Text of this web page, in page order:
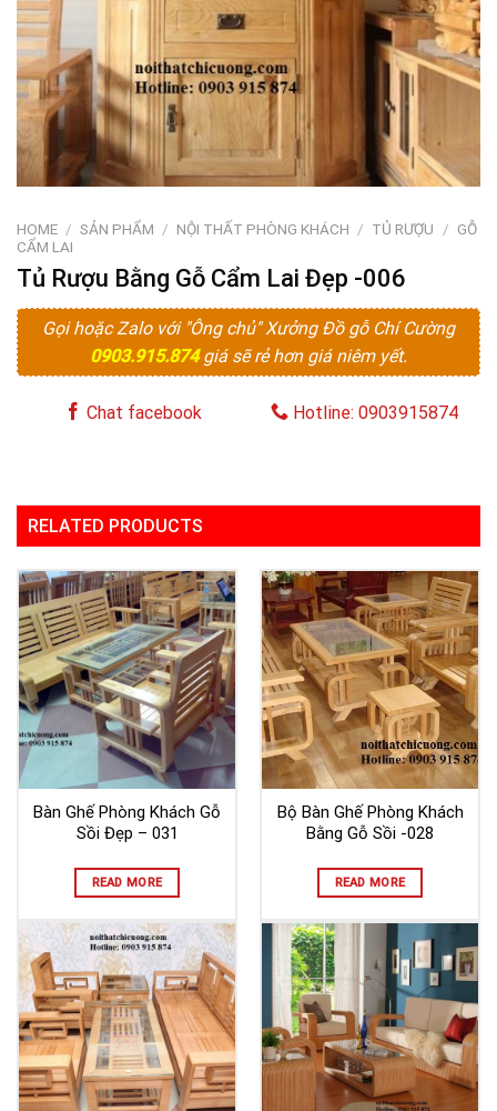
HOME / SẢN PHẨM / NỘI THẤT PHÒNG KHÁCH / TỦ RƯỢU / GỖ
CẨM LAI
Tủ Rượu Bằng Gỗ Cẩm Lai Đẹp -006
Gọi hoặc Zalo với "Ông chủ" Xưởng Đồ gỗ Chí Cường
0903.915.874giá sẽ rẻ hơn giá niêm yết.
Chat facebook Hotline: 0903915874
RELATED PRODUCTS
Bàn Ghế Phòng Khách Gỗ
Sồi Đẹp – 031
READ MORE
Bộ Bàn Ghế Phòng Khách
Bằng Gỗ Sồi -028
READ MORE